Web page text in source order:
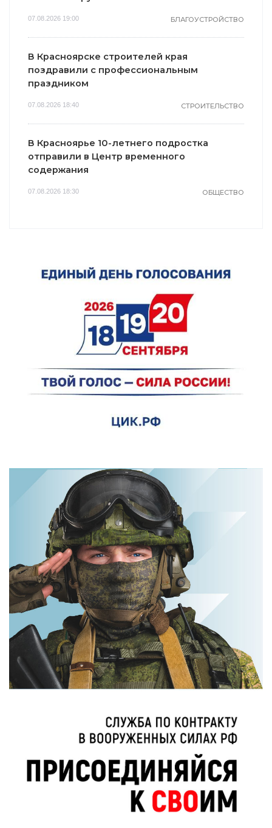
07.08.2026 19:00 БЛАГОУСТРОЙСТВО
В Красноярске строителей края
поздравили с профессиональным
праздником
07.08.2026 18:40 СТРОИТЕЛЬСТВО
В Красноярье 10-летнего подростка
отправили в Центр временного
содержания
07.08.2026 18:30 ОБЩЕСТВО